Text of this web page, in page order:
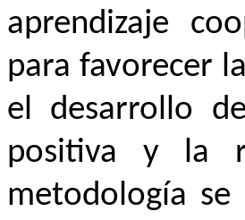
aprendizaje
para favorecer
el desarrollo
positiva y la
metodología